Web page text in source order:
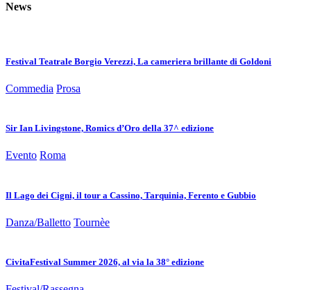
News
Festival Teatrale Borgio Verezzi, La cameriera brillante di Goldoni
Commedia Prosa
Sir Ian Livingstone, Romics d’Oro della 37^ edizione
Evento Roma
Il Lago dei Cigni, il tour a Cassino, Tarquinia, Ferento e Gubbio
Danza/Balletto Tournèe
CivitaFestival Summer 2026, al via la 38° edizione